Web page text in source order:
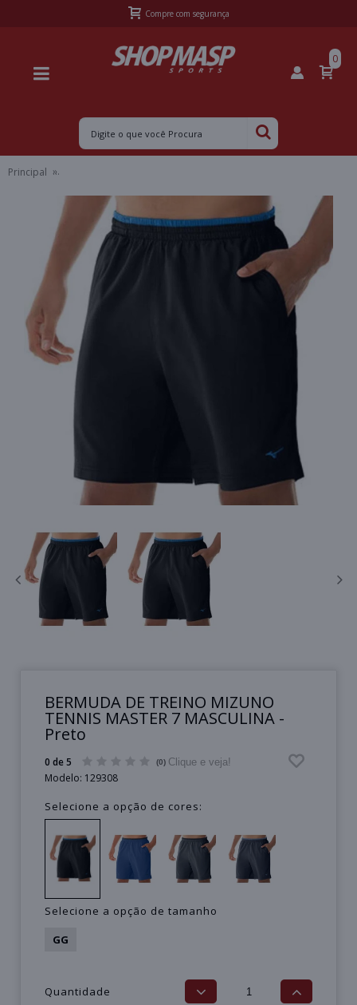
Frete Grátis Sul acima de R$399,99 e Sudeste acima de R$499,99
0
Principal
BERMUDA DE TREINO MIZUNO
TENNIS MASTER 7 MASCULINA -
Preto
0 de 5 (0) Clique e veja!
Modelo: 129308
Selecione a opção de cores:
Selecione a opção de tamanho
GG
Quantidade